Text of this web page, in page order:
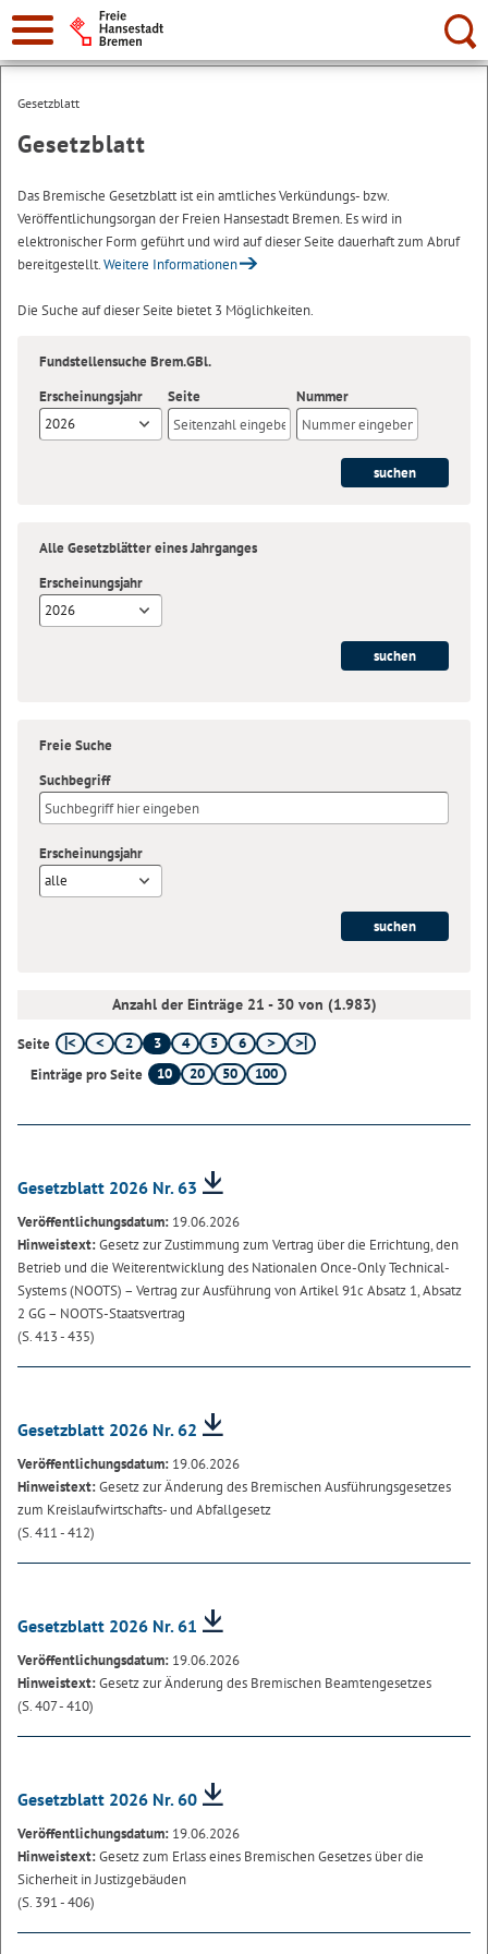
Suche:
Gesetzblatt
Gesetzblatt
Das Bremische Gesetzblatt ist ein amtliches Verkündungs- bzw.
Veröffentlichungsorgan der Freien Hansestadt Bremen. Es wird in
elektronischer Form geführt und wird auf dieser Seite dauerhaft zum Abruf
bereitgestellt.Weitere Informationen
Die Suche auf dieser Seite bietet 3 Möglichkeiten.
Fundstellensuche Brem.GBl.
Erscheinungsjahr
2026
Seite Nummer
Alle Gesetzblätter eines Jahrganges
Erscheinungsjahr
2026
Freie Suche
Suchbegriff
Erscheinungsjahr
alle
Anzahl der Einträge 21 - 30 von (1.983)
Seite 2 3 4 5
6
Einträge pro Seite
10 20 50 100
Gesetzblatt 2026 Nr. 63
Veröffentlichungsdatum: 19.06.2026
Hinweistext:Gesetz zur Zustimmung zum Vertrag über die Errichtung, den
Betrieb und die Weiterentwicklung des Nationalen Once-Only Technical-
Systems (NOOTS) – Vertrag zur Ausführung von Artikel 91c Absatz 1, Absatz
2 GG – NOOTS-Staatsvertrag
(S. 413 - 435)
Gesetzblatt 2026 Nr. 62
Veröffentlichungsdatum: 19.06.2026
Hinweistext:Gesetz zur Änderung des Bremischen Ausführungsgesetzes
zum Kreislaufwirtschafts- und Abfallgesetz
(S. 411 - 412)
Gesetzblatt 2026 Nr. 61
Veröffentlichungsdatum: 19.06.2026
Hinweistext:Gesetz zur Änderung des Bremischen Beamtengesetzes
(S. 407 - 410)
Gesetzblatt 2026 Nr. 60
Veröffentlichungsdatum: 19.06.2026
Hinweistext:Gesetz zum Erlass eines Bremischen Gesetzes über die
Sicherheit in Justizgebäuden
(S. 391 - 406)